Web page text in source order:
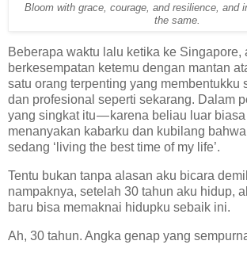
Bloom with grace, courage, and resilience, and
the same.
Beberapa waktu lalu ketika ke Singapore,
berkesempatan ketemu dengan mantan
satu orang terpenting yang membentukku
dan profesional seperti sekarang. Dalam
yang singkat itu — karena beliau luar
menanyakan kabarku dan kubilang
sedang ‘living the best time of my life’.
Tentu bukan tanpa alasan aku bicara
nampaknya, setelah 30 tahun aku hidup,
baru bisa memaknai hidupku sebaik ini.
Ah, 30 tahun. Angka genap yang